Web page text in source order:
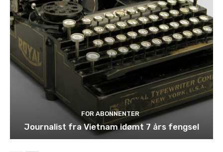
FOR ABONNENTER
Journalist fra Vietnam idømt 7 års fengsel